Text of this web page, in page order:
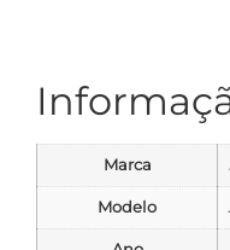
Marca
Modelo